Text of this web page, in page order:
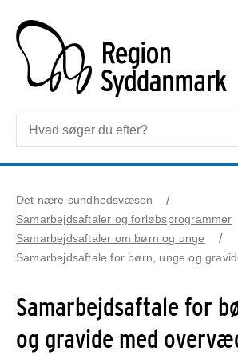
Det nære sundhedsvæsen
Samarbejdsaftaler og forløbsprogrammer
Samarbejdsaftaler om børn og unge
Samarbejdsaftale for børn, unge og
Samarbejdsaftale for
og gravide med